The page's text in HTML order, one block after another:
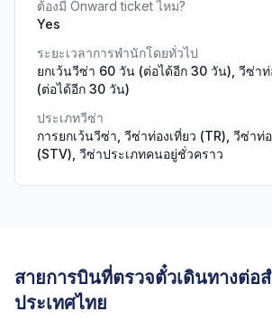
ต้องมี Onward ticket ไหม?
Yes
ระยะเวลาการพำนักโดยทั่วไป
ยกเว้นวีซ่า 60 วัน (ต่อได้อีก 30 วัน), วีซ่า
(ต่อได้อีก 30 วัน)
ประเภทวีซ่า
การยกเว้นวีซ่า, วีซ่าท่องเที่ยว (TR), วีซ่าท่
(STV), วีซ่าประเภทคนอยู่ชั่วคราว
สายการบินที่ตรวจตั๋วเดินทางต่อ
ประเทศไทย